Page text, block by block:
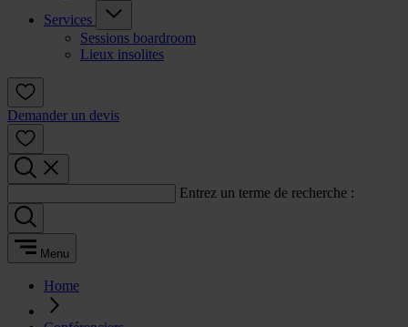
Services
Sessions boardroom
Lieux insolites
Demander un devis
Entrez un terme de recherche :
Menu
Home